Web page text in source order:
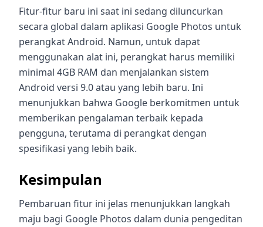
Fitur-fitur baru ini saat ini sedang diluncurkan
secara global dalam aplikasi Google Photos untuk
perangkat Android. Namun, untuk dapat
menggunakan alat ini, perangkat harus memiliki
minimal 4GB RAM dan menjalankan sistem
Android versi 9.0 atau yang lebih baru. Ini
menunjukkan bahwa Google berkomitmen untuk
memberikan pengalaman terbaik kepada
pengguna, terutama di perangkat dengan
spesifikasi yang lebih baik.
Kesimpulan
Pembaruan fitur ini jelas menunjukkan langkah
maju bagi Google Photos dalam dunia pengeditan